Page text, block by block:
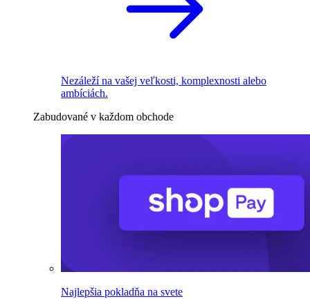
Nezáleží na vašej veľkosti, komplexnosti alebo
ambíciách.
Zabudované v každom obchode
Najlepšia pokladňa na svete